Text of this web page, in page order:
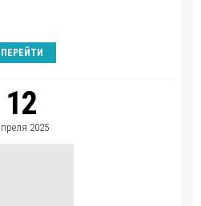
ПЕРЕЙТИ
12
2025